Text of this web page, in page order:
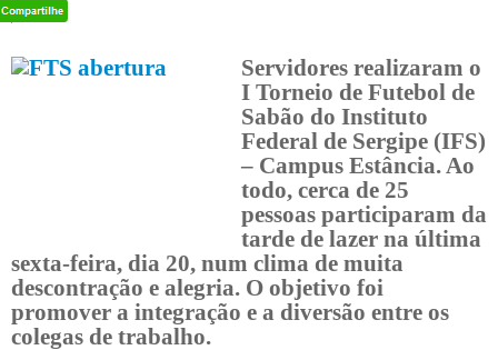
Servidores realizaram o
I Torneio de Futebol de
Sabão do Instituto
Federal de Sergipe (IFS)
– Campus Estância. Ao
todo, cerca de 25
pessoas participaram da
tarde de lazer na última
sexta-feira, dia 20, num clima de muita
descontração e alegria. O objetivo foi
promover a integração e a diversão entre os
colegas de trabalho.